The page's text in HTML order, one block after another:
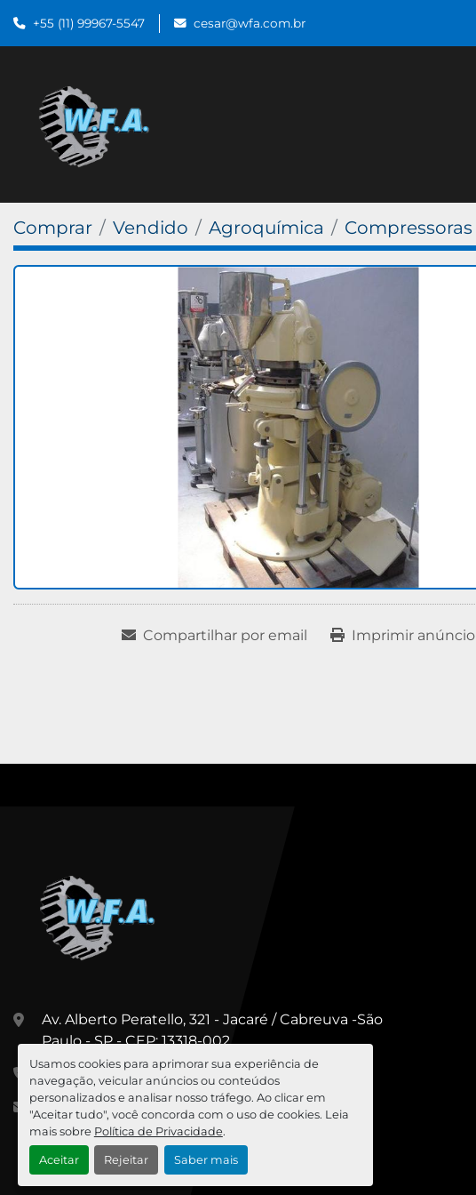
Usamos cookies para aprimorar sua experiência de
navegação, veicular anúncios ou conteúdos
personalizados e analisar nosso tráfego. Ao clicar em
"Aceitar tudo", você concorda com o uso de cookies. Leia
mais sobre Política de Privacidade.
Aceitar Rejeitar Saber mais
+55 (11) 99967-5547 cesar@wfa.com.br
Comprar Vendido Agroquímica Compressoras
Compartilhar por email Imprimir anúncio
Av. Alberto Peratello, 321 - Jacaré / Cabreuva -São
Paulo - SP - CEP: 13318-002
+55 (11) 99967-5547
cesar@wfa.com.br